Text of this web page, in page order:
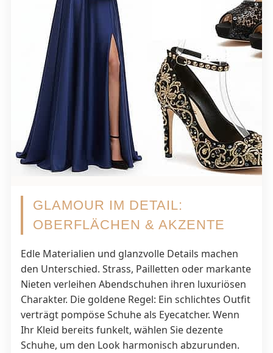
GLAMOUR IM DETAIL:
OBERFLÄCHEN & AKZENTE
Edle Materialien und glanzvolle Details machen
den Unterschied. Strass, Pailletten oder markante
Nieten verleihen Abendschuhen ihren luxuriösen
Charakter. Die goldene Regel: Ein schlichtes Outfit
verträgt pompöse Schuhe als Eyecatcher. Wenn
Ihr Kleid bereits funkelt, wählen Sie dezente
Schuhe, um den Look harmonisch abzurunden.